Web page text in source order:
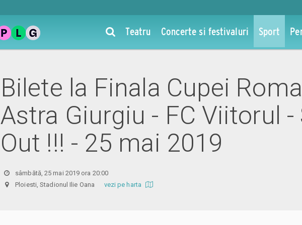
Teatru Concerte si festivaluri Sport
Bilete la Finala Cupei
Astra Giurgiu - FC Viitorul -
Out !!! - 25 mai 2019
sâmbătă, 25 mai 2019 ora 20:00
Ploiesti, Stadionul Ilie Oana vezi pe harta